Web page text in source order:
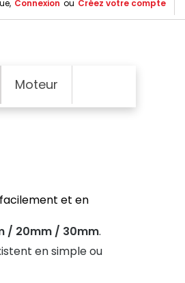
Connexion ou Créez votre compte
Moteur
et en
/ 20mm / 30mm.
en simple ou